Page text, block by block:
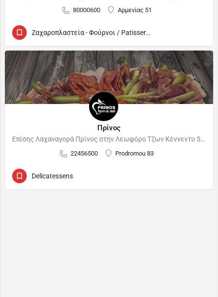
80000600 Αρμενίας 51
Ζαχαροπλαστεία - Φούρνοι / Patisseries - Bakeries
Πρίνος
Επίσης Λαχαναγορά Πρίνος στην Λεωφόρο Τζων Κέννεντυ 54, Παλλουριώτισσα, Τηλ : 22 466722
22456500 Prodromou 83
Delicatessens